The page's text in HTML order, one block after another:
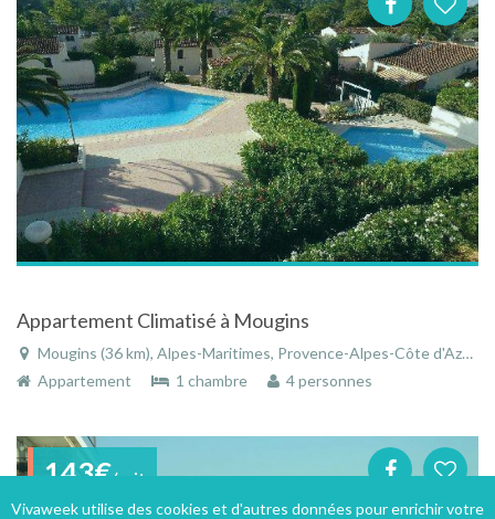
Appartement Climatisé à Mougins
Mougins (36 km), Alpes-Maritimes, Provence-Alpes-Côte d'Azur, France
Appartement
1 chambre 4 personnes
143€/nuit
Vivaweek utilise des cookies et d'autres données pour enrichir votre